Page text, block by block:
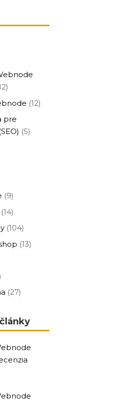
(12)
pre
(5)
(9)
(14)
(104)
(13)
(27)